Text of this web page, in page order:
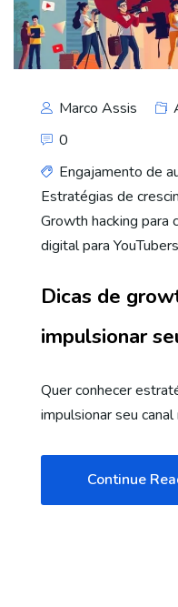
Marco Assis
0
Engajamento de
Estratégias de
Growth hacking para
digital para YouTubers
Dicas de
impulsionar
Quer conhecer
impulsionar seu canal
Continue